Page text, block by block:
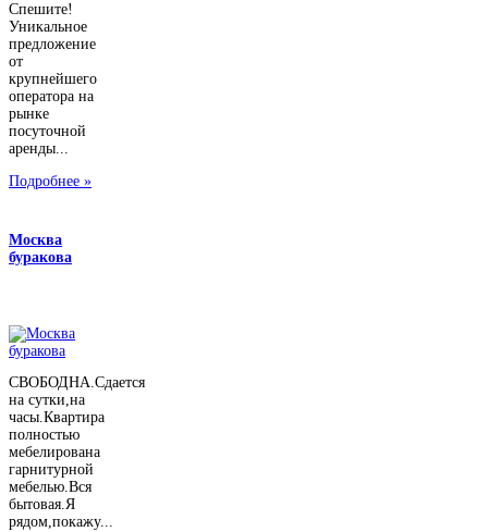
Спешите!
Уникальное
предложение
от
крупнейшего
оператора на
рынке
посуточной
аренды...
Подробнее »
Москва
буракова
СВОБОДНА.Сдается
на сутки,на
часы.Квартира
полностью
мебелирована
гарнитурной
мебелью.Вся
бытовая.Я
рядом,покажу...